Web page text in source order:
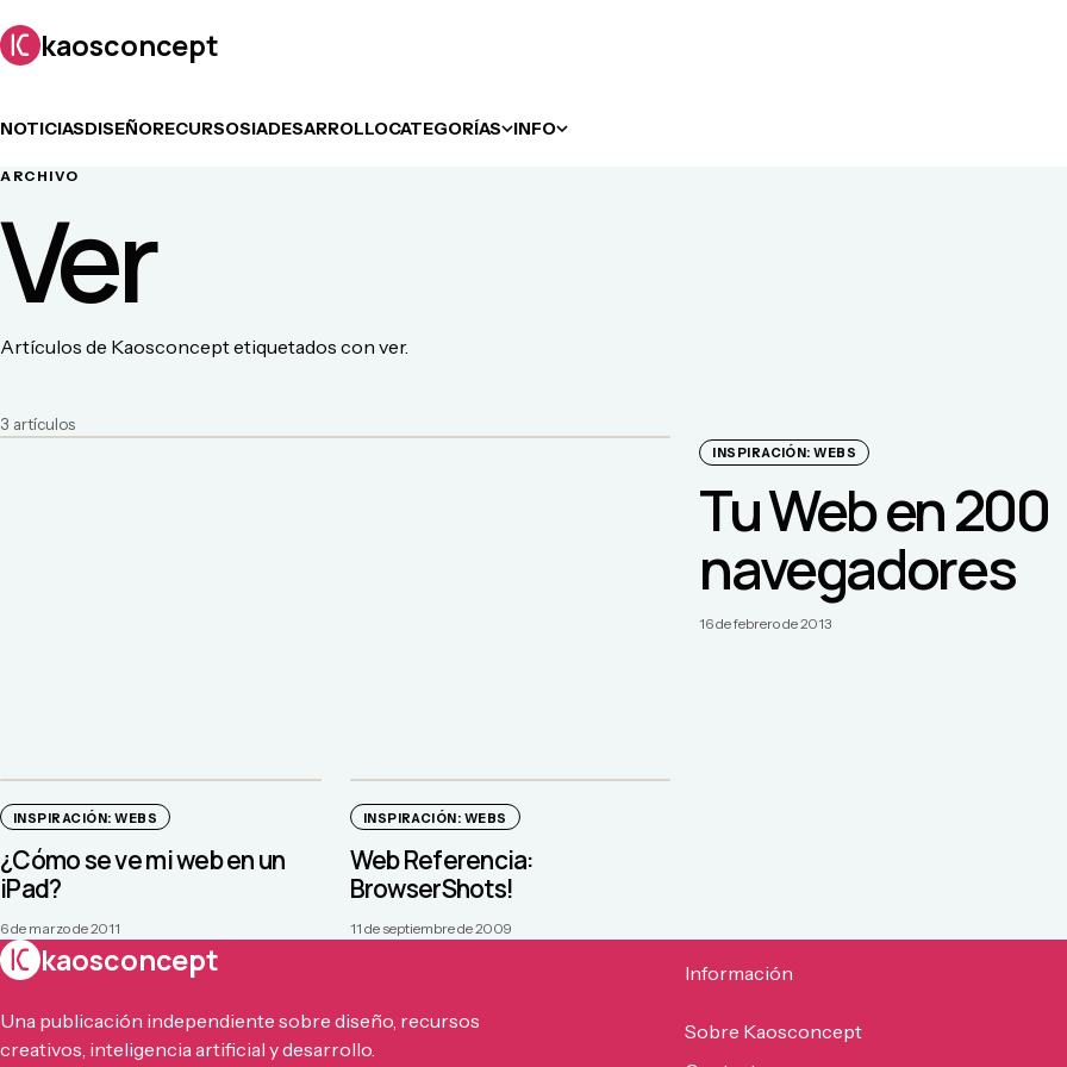
kaosconcept
NOTICIASDISEÑORECURSOSIADESARROLLOCATEGORÍAS INFO
ARCHIVO
Ver
Artículos de Kaosconcept etiquetados con ver.
3 artículos
INSPIRACIÓN: WEBS
Tu Web en 200
navegadores
16 de febrero de 2013
INSPIRACIÓN: WEBS
¿Cómo se ve mi web en un
iPad?
6 de marzo de 2011
INSPIRACIÓN: WEBS
Web Referencia:
BrowserShots!
11 de septiembre de 2009
kaosconcept
Una publicación independiente sobre diseño, recursos
creativos, inteligencia artificial y desarrollo.
Información
Sobre Kaosconcept